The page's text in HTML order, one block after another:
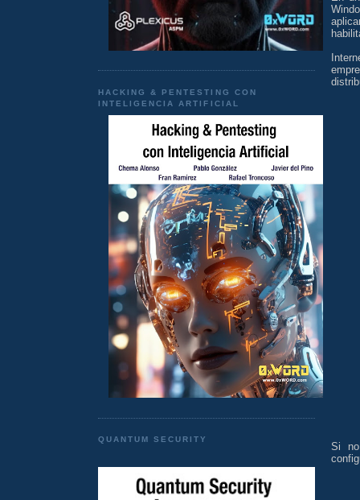
HACKING & PENTESTING CON
INTELIGENCIA ARTIFICIAL
QUANTUM SECURITY
Si